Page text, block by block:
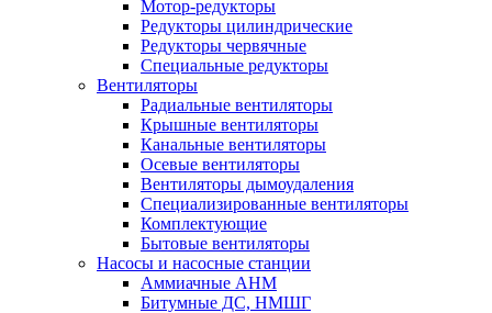
Мотор-редукторы
Редукторы цилиндрические
Редукторы червячные
Специальные редукторы
Вентиляторы
Радиальные вентиляторы
Крышные вентиляторы
Канальные вентиляторы
Осевые вентиляторы
Вентиляторы дымоудаления
Специализированные вентиляторы
Комплектующие
Бытовые вентиляторы
Насосы и насосные станции
Аммиачные АНМ
Битумные ДС, НМШГ